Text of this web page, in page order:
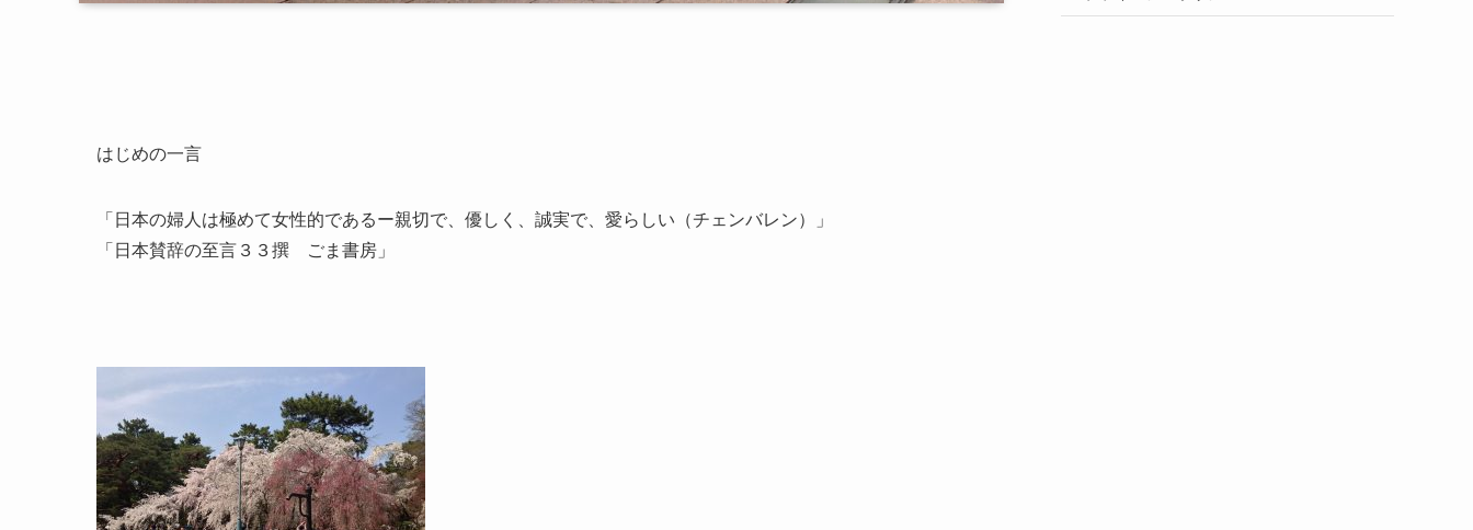
はじめの一言
「日本の婦人は極めて女性的であるー親切で、優しく、誠実で、愛らしい（チェンバレン）」
「日本賛辞の至言３３撰 ごま書房」